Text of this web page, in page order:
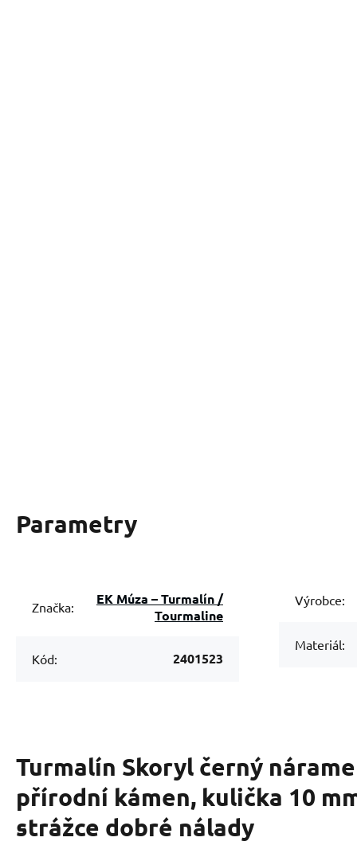
Parametry
Značka:
EK Múza – Turmalín /
Tourmaline
Kód: 2401523
Výrobce:
Materiál:
Turmalín Skoryl černý
přírodní kámen, kulička 10
strážce dobré nálady